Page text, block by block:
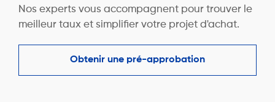
Nos experts vous accompagnent pour trouver le
meilleur taux et simplifier votre projet d'achat.
Obtenir une pré-approbation